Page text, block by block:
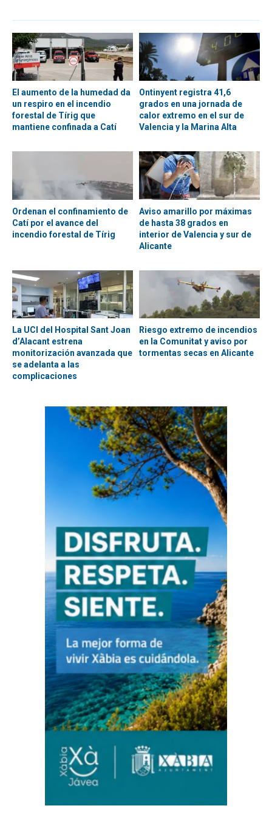
El aumento de la humedad da
un respiro en el incendio
forestal de Tírig que
mantiene confinada a Catí
Ontinyent registra 41,6
grados en una jornada de
calor extremo en el sur de
Valencia y la Marina Alta
Ordenan el confinamiento de
Catí por el avance del
incendio forestal de Tírig
Aviso amarillo por máximas
de hasta 38 grados en
interior de Valencia y sur de
Alicante
La UCI del Hospital Sant Joan
d’Alacant estrena
monitorización avanzada que
se adelanta a las
complicaciones
Riesgo extremo de incendios
en la Comunitat y aviso por
tormentas secas en Alicante